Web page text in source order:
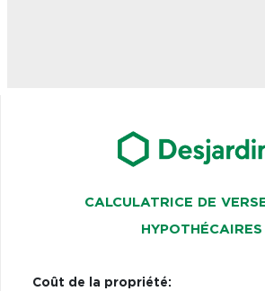
CALCULATRICE DE
HYPOTHÉCAIRES
Coût de la propriété: